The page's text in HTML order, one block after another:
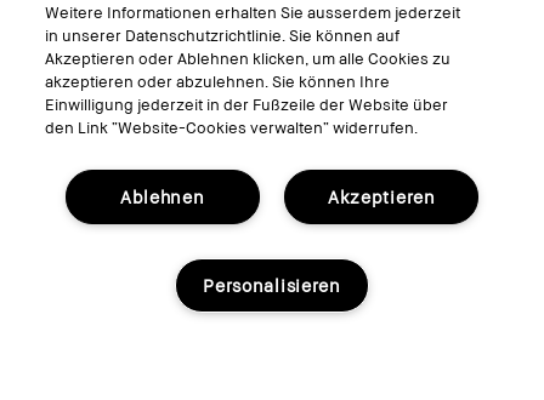
Folgen
Allgemeine Geschäftsbedingungen
Nutzungsbedingungen
Datenschutzerklärung
Weitere Informationen erhalten Sie ausserdem jederzeit
in unserer Datenschutzrichtlinie. Sie können auf
Akzeptieren oder Ablehnen klicken, um alle Cookies zu
akzeptieren oder abzulehnen. Sie können Ihre
Einwilligung jederzeit in der Fußzeile der Website über
den Link “Website-Cookies verwalten“ widerrufen.
Akzeptieren
Ablehnen
Personalisieren